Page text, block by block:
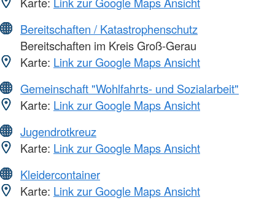
Bereitschaften / Katastrophenschutz
Bereitschaften im Kreis Groß-Gerau
Karte: Link zur Google Maps Ansicht
Gemeinschaft "Wohlfahrts- und Sozialarbeit"
Karte: Link zur Google Maps Ansicht
Jugendrotkreuz
Karte: Link zur Google Maps Ansicht
Kleidercontainer
Karte: Link zur Google Maps Ansicht